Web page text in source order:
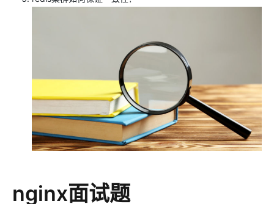
nginx面试题